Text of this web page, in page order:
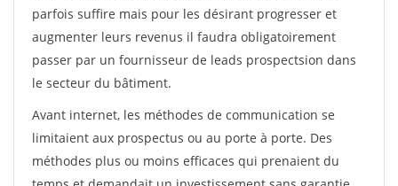
parfois suffire mais pour les désirant progresser et
augmenter leurs revenus il faudra obligatoirement
passer par un fournisseur de leads prospectsion dans
le secteur du bâtiment.
Avant internet, les méthodes de communication se
limitaient aux prospectus ou au porte à porte. Des
méthodes plus ou moins efficaces qui prenaient du